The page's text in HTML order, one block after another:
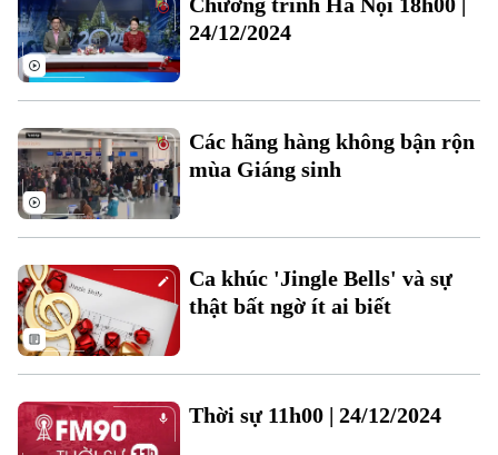
Đất đai
Kinh nghiệm
Xe máy
Thị trường
Tuyển sinh
Hướng nghiệp
Tin tức
Di tích
Sức khỏe
Y tế
Dinh dưỡng
Tư vấn sức khỏe
Bóng đá
Quần vợt
Golf
Giải trí
Tin tức
Sao
Điện ảnh
Âm nhạc
Đã phát sóng
24/12/2024
Các hãng hàng không bận rộn
mùa Giáng sinh
Ca khúc 'Jingle Bells' và sự
thật bất ngờ ít ai biết
Thời sự 11h00 | 24/12/2024